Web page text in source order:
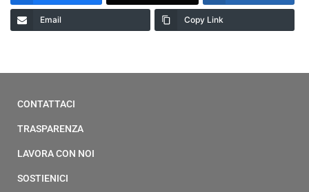
Email Copy Link
CONTATTACI
TRASPARENZA
LAVORA CON NOI
SOSTIENICI